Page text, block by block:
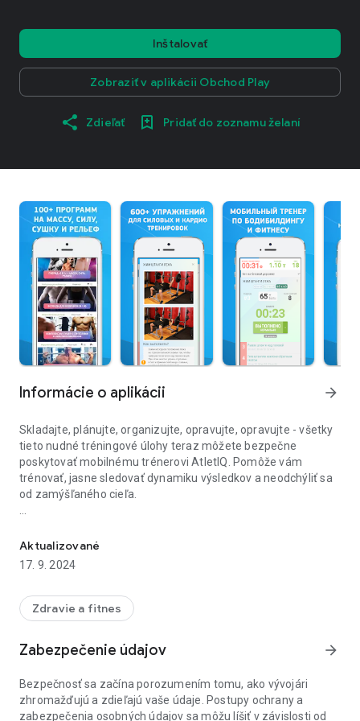
Inštalovať
Zobraziť v aplikácii Obchod Play
Zdieľať Pridať do zoznamu želaní
Informácie o aplikácii arrow_forward
Skladajte, plánujte, organizujte, opravujte, opravujte - všetky
tieto nudné tréningové úlohy teraz môžete bezpečne
poskytovať mobilnému trénerovi AtletIQ. Pomôže vám
trénovať, jasne sledovať dynamiku výsledkov a neodchýliť sa
od zamýšľaného cieľa.
1. „Živé“ ladenie načítania
vypočíta pracovnú váhu pre ďalšie.
★ 100+ programov pre domácnosť a sálu.
★ Rýchla výmena cviku.
★ Automatický výber pracovných váh.
režimov cvičenia a „exkluzívne“ rady od našich odborníkov na
fitnes.
3. Pripravené tréningové plány
Váš mobilný tréner AtletIQ obsahuje 150 pripravených a
Zbierka obsahuje klasické silové komplexy pre akýkoľvek účel,
Použitím programu push-up alebo pull-up môžete rýchlo
Aktualizované
17. 9. 2024
Zdravie a fitnes
Zabezpečenie údajov arrow_forward
Bezpečnosť sa začína porozumením tomu, ako vývojári
zhromažďujú a zdieľajú vaše údaje. Postupy ochrany a
zabezpečenia osobných údajov sa môžu líšiť v závislosti od